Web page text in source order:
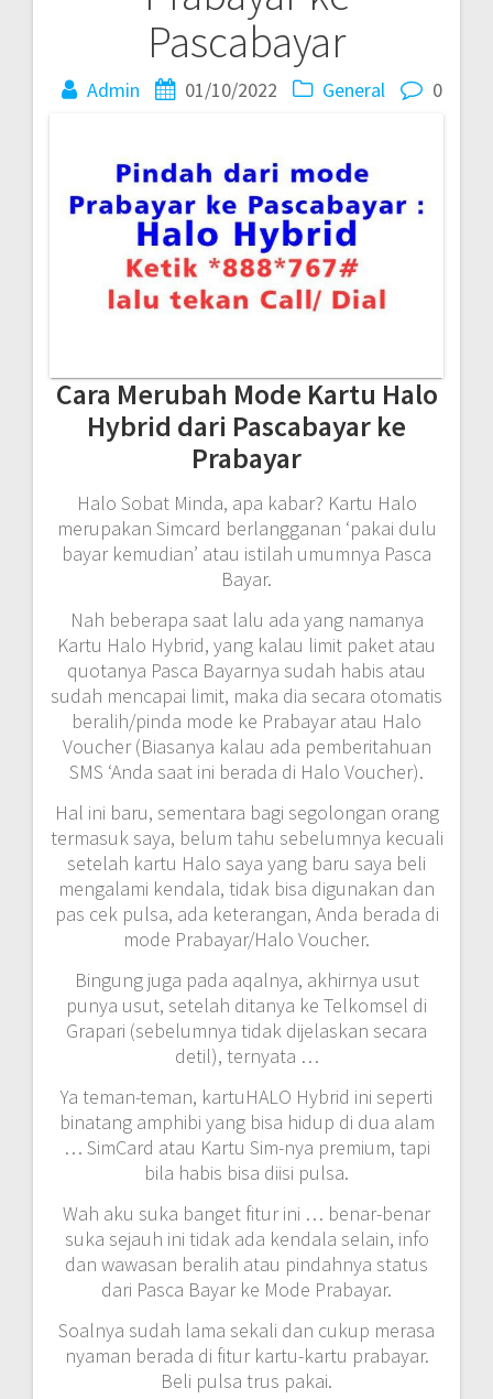
Pascabayar
Admin 01/10/2022 General 0
Cara Merubah Mode Kartu Halo
Hybrid dari Pascabayar ke
Prabayar
Halo Sobat Minda, apa kabar? Kartu Halo
merupakan Simcard berlangganan ‘pakai dulu
bayar kemudian’ atau istilah umumnya Pasca
Bayar.
Nah beberapa saat lalu ada yang namanya
Kartu Halo Hybrid, yang kalau limit paket atau
quotanya Pasca Bayarnya sudah habis atau
sudah mencapai limit, maka dia secara otomatis
beralih/pinda mode ke Prabayar atau Halo
Voucher (Biasanya kalau ada pemberitahuan
SMS ‘Anda saat ini berada di Halo Voucher).
Hal ini baru, sementara bagi segolongan orang
termasuk saya, belum tahu sebelumnya kecuali
setelah kartu Halo saya yang baru saya beli
mengalami kendala, tidak bisa digunakan dan
pas cek pulsa, ada keterangan, Anda berada di
mode Prabayar/Halo Voucher.
Bingung juga pada aqalnya, akhirnya usut
punya usut, setelah ditanya ke Telkomsel di
Grapari (sebelumnya tidak dijelaskan secara
detil), ternyata …
Ya teman-teman, kartuHALO Hybrid ini seperti
binatang amphibi yang bisa hidup di dua alam
… SimCard atau Kartu Sim-nya premium, tapi
bila habis bisa diisi pulsa.
Wah aku suka banget fitur ini … benar-benar
suka sejauh ini tidak ada kendala selain, info
dan wawasan beralih atau pindahnya status
dari Pasca Bayar ke Mode Prabayar.
Soalnya sudah lama sekali dan cukup merasa
nyaman berada di fitur kartu-kartu prabayar.
Beli pulsa trus pakai.